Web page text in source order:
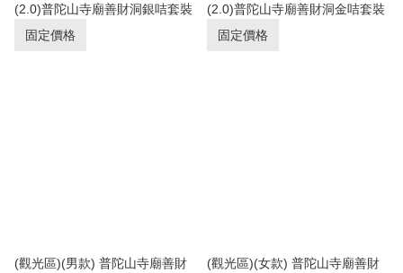
(2.0)普陀山寺廟善財洞銀咭套裝
固定價格
(2.0)普陀山寺廟善財洞金咭套裝
固定價格
(觀光區)(男款) 普陀山寺廟善財
(觀光區)(女款) 普陀山寺廟善財